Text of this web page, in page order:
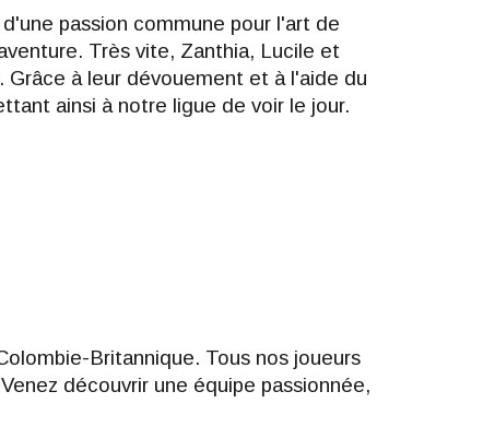
passion commune pour l'art de
Très vite, Zanthia, Lucile et
à leur dévouement et à l'aide du
ainsi à notre ligue de voir le jour.
Britannique. Tous nos joueurs
découvrir une équipe passionnée,